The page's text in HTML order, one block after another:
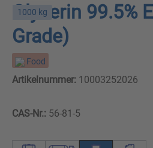
1000 kg
Glycerin 99.5%
Grade)
Food
Artikelnummer: 10003252026
CAS-Nr.: 56-81-5